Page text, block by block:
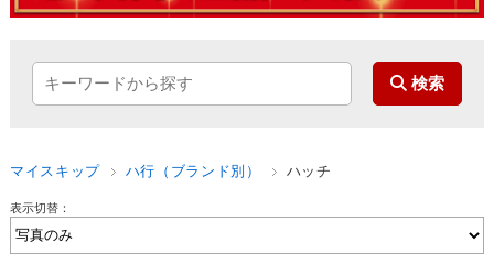
マイスキップ ハ行（ブランド別） ハッチ
表示切替：